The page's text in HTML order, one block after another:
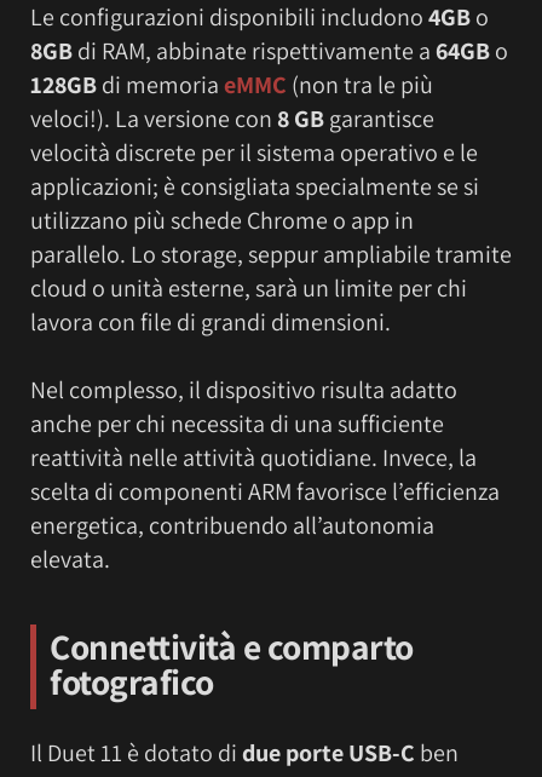
Le configurazioni disponibili includono4GBo
8GBdi RAM, abbinate rispettivamente a64GBo
128GBdi memoriaeMMC (non tra le più
veloci!). La versione con 8 GBgarantisce
velocità discrete per il sistema operativo e le
applicazioni; è consigliata specialmente se si
utilizzano più schede Chrome o app in
parallelo. Lo storage, seppur ampliabile tramite
cloud o unità esterne, sarà un limite per chi
lavora con file di grandi dimensioni.
Nel complesso, il dispositivo risulta adatto
anche per chi necessita di una sufficiente
reattività nelle attività quotidiane. Invece, la
scelta di componenti ARM favorisce l’efficienza
energetica, contribuendo all’autonomia
elevata.
Connettività e comparto
fotografico
Il Duet 11 è dotato didue porte USB-C ben